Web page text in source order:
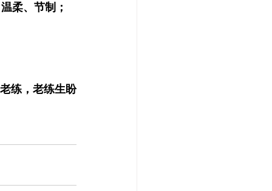
柔、节制；
练，老练生盼